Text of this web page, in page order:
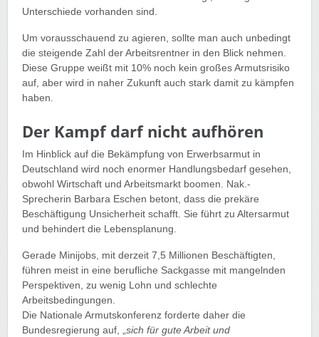
Unterschiede vorhanden sind.
Um vorausschauend zu agieren, sollte man auch unbedingt
die steigende Zahl der Arbeitsrentner in den Blick nehmen.
Diese Gruppe weißt mit 10% noch kein großes Armutsrisiko
auf, aber wird in naher Zukunft auch stark damit zu kämpfen
haben.
Der Kampf darf nicht aufhören
Im Hinblick auf die Bekämpfung von Erwerbsarmut in
Deutschland wird noch enormer Handlungsbedarf gesehen,
obwohl Wirtschaft und Arbeitsmarkt boomen. Nak.-
Sprecherin Barbara Eschen betont, dass die prekäre
Beschäftigung Unsicherheit schafft. Sie führt zu Altersarmut
und behindert die Lebensplanung.
Gerade Minijobs, mit derzeit 7,5 Millionen Beschäftigten,
führen meist in eine berufliche Sackgasse mit mangelnden
Perspektiven, zu wenig Lohn und schlechte
Arbeitsbedingungen.
Die Nationale Armutskonferenz forderte daher die
Bundesregierung auf, „sich für gute Arbeit und